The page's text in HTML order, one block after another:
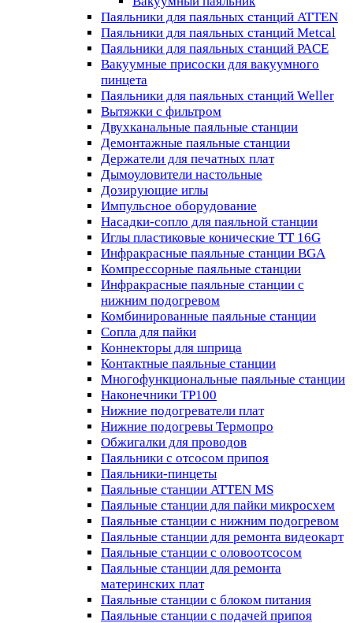
Паяльники для паяльных станций ATTEN
Паяльники для паяльных станций Metcal
Паяльники для паяльных станций PACE
Вакуумные присоски для вакуумного
пинцета
Паяльники для паяльных станций Weller
Вытяжки с фильтром
Двухканальные паяльные станции
Демонтажные паяльные станции
Держатели для печатных плат
Дымоуловители настольные
Дозирующие иглы
Импульсное оборудование
Насадки-сопло для паяльной станции
Иглы пластиковые конические TT 16G
Инфракрасные паяльные станции BGA
Компрессорные паяльные станции
Инфракрасные паяльные станции с
нижним подогревом
Комбинированные паяльные станции
Сопла для пайки
Коннекторы для шприца
Контактные паяльные станции
Многофункциональные паяльные станции
Наконечники TP100
Нижние подогреватели плат
Нижние подогревы Термопро
Обжигалки для проводов
Паяльники с отсосом припоя
Паяльники-пинцеты
Паяльные станции ATTEN MS
Паяльные станции для пайки микросхем
Паяльные станции с нижним подогревом
Паяльные станции для ремонта видеокарт
Паяльные станции с оловоотсосом
Паяльные станции для ремонта
материнских плат
Паяльные станции с блоком питания
Паяльные станции с подачей припоя